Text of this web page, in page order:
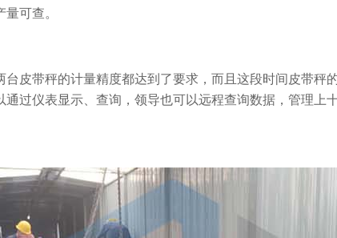
可查。
台皮带秤的计量精度都达到了要求，而且这段时间皮带秤
过仪表显示、查询，领导也可以远程查询数据，管理上十